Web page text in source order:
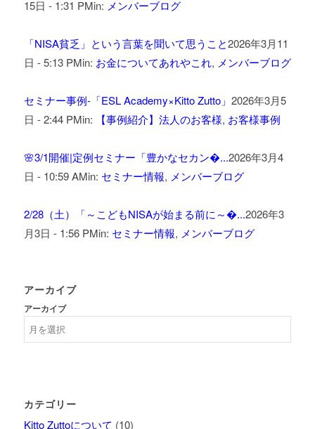
15日 - 1:31 PMin: メンバーブログ
「NISA貧乏」という言葉を聞いて思うこと2026年3月11
日 - 5:13 PMin: お金についてあれやこれ, メンバーブログ
セミナー事例-「ESL Academy×Kitto Zutto」 2026年3月5
日 - 2:44 PMin: 【事例紹介】法人のお客様, お客様事例
🌸3/1開催|定例セミナー「豊かなセカン�...2026年3月4
日 - 10:59 AMin: セミナー情報, メンバーブログ
2/28（土）「～こどもNISAが始まる前に～�...2026年3
月3日 - 1:56 PMin: セミナー情報, メンバーブログ
アーカイブ
アーカイブ
カテゴリー
Kitto Zuttoについて (10)